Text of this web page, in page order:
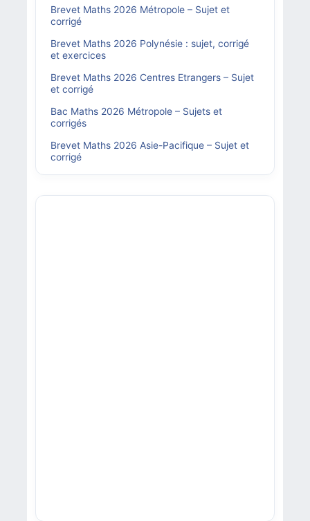
Brevet Maths 2026 Métropole – Sujet et
corrigé
Brevet Maths 2026 Polynésie : sujet, corrigé
et exercices
Brevet Maths 2026 Centres Etrangers – Sujet
et corrigé
Bac Maths 2026 Métropole – Sujets et
corrigés
Brevet Maths 2026 Asie-Pacifique – Sujet et
corrigé